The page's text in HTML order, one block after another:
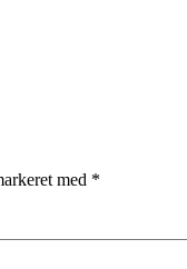
med *